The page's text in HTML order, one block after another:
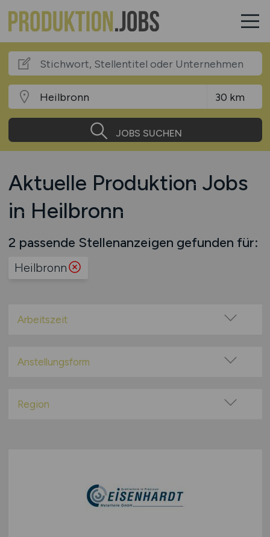
JOBS SUCHEN
Aktuelle Produktion Jobs
in Heilbronn
2 passende Stellenanzeigen gefunden für:
Heilbronn
Arbeitszeit
Teilzeit
Anstellungsform
befristete Anstellung
geringfügige Beschäftigung / Minijob
Berufseinstieg / Trainee
Region